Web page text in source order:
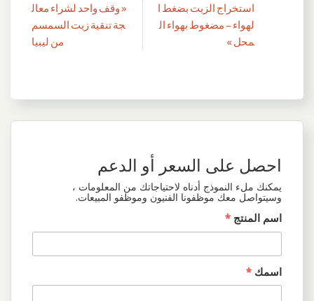
تصفّح
المقالات
« وقف واحد لشراء معال
جة تنقية زيت السمسم
من ليبيا
استخراج الزيت بضغط ا
لهواء – مضغوط بهواء ال
محل »
احصل على السعر أو الدعم
يمكنك ملء النموذج أدناه لاحتياجاتك من المعلومات ،
وسيتواصل معك موظفونا الفنيون وموظفو المبيعات.
اسم المنتج *
اسمك *